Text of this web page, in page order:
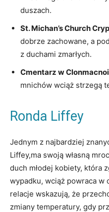
duszach.
St. ​Michan’s Church
dobrze zachowane, a
z⁤ duchami zmarłych.
Cmentarz w
mnichów wciąż strzegą
Ronda Liffey
Jednym z ​najbardziej
Liffey,ma swoją⁣ własną
duch młodej kobiety, która
⁢wypadku, wciąż powraca w⁢
relacje ‌wskazują, że‍
zmiany temperatury, ‍gdy⁢